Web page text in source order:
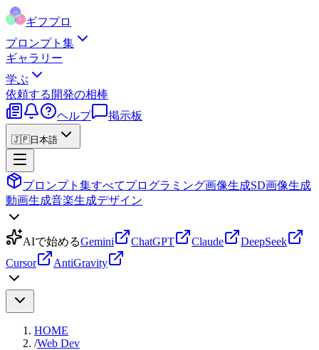
ギフプロ
プロンプト集
ギャラリー
学ぶ
依頼する 開発の相棒
ヘルプ
掲示板
🇯🇵日本語
プロンプト集すべてプログラミング画像生成SD画像生成
動画生成音楽生成デザイン
AIで始めるGemini ChatGPT Claude
DeepSeek
Cursor
AntiGravity
HOME
/Web Dev